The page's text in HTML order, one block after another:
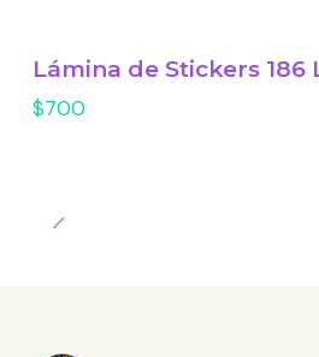
Lámina de Stickers 186
$700